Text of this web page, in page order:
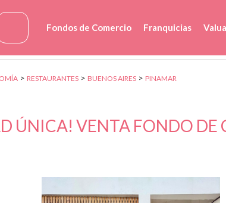
Fondos de Comercio Franquicias
> RESTAURANTES > BUENOS AIRES > PINAMAR
ÚNICA! VENTA FONDO DE